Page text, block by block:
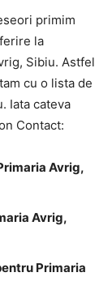
primim
la
Sibiu. Astfel
cu o lista de
Iata cateva
Contact:
Avrig,
Avrig,
Primaria